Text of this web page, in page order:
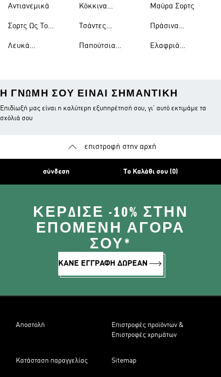
Αντιανεμικά
Σορτς Ως Το
Λευκά
Κόκκινα
Τσάντες
Παπούτσια
Μαύρα Σορτς
Πράσινα
Ελαφριά
Η ΓΝΏΜΗ ΣΟΥ ΕΊΝΑΙ ΣΗΜΑΝΤΙΚΉ
Επιδίωξή μας είναι η καλύτερη εξυπηρέτησή σου, γι’ αυτό εκτιμάμε τα
σχόλιά σου
επιστροφή στην αρχή
σύνδεση Το Καλάθι σου (0)
ΚΈΡΔΙΣΕ -10% ΣΤΗΝ
ΕΠΌΜΕΝΗ ΑΓΟΡΆ
ΣΟΥ*
ΚΑΝΕ ΕΓΓΡΑΦΗ ΔΩΡΕΑΝ
Αποστολή
Επιστροφές προϊόντων &
Επιστροφές χρημάτων
Κατάσταση παραγγελίας Sitemap